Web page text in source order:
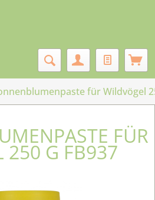
für Wildvögel
FÜR
250 G FB937